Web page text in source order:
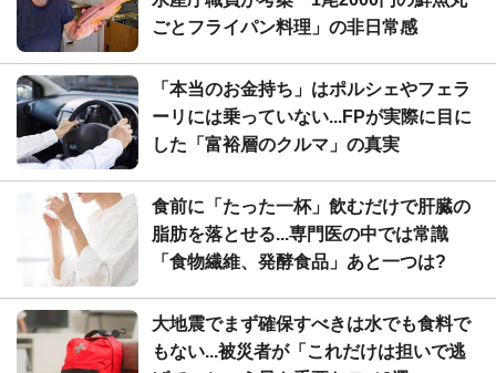
ごとフライパン料理」の非日常感
「本当のお金持ち」はポルシェやフェラ
ーリには乗っていない...FPが実際に目に
した「富裕層のクルマ」の真実
食前に「たった一杯」飲むだけで肝臓の
脂肪を落とせる...専門医の中では常識
「食物繊維、発酵食品」あと一つは?
大地震でまず確保すべきは水でも食料で
もない...被災者が「これだけは担いで逃